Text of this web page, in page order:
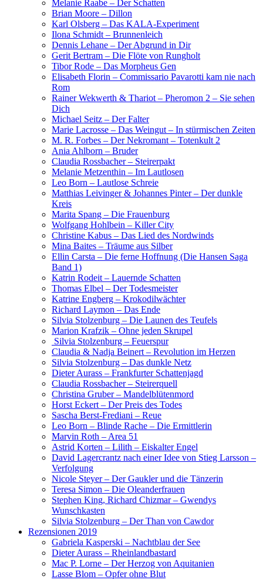
Melanie Raabe – Der Schatten
Brian Moore – Dillon
Karl Olsberg – Das KALA-Experiment
Ilona Schmidt – Brunnenleich
Dennis Lehane – Der Abgrund in Dir
Gerit Bertram – Die Flöte von Rungholt
Tibor Rode – Das Morpheus Gen
Elisabeth Florin – Commissario Pavarotti kam nie nach
Rom
Rainer Wekwerth & Thariot – Pheromon 2 – Sie sehen
Dich
Michael Seitz – Der Falter
Marie Lacrosse – Das Weingut – In stürmischen Zeiten
M. R. Forbes – Der Nekromant – Totenkult 2
Ania Ahlborn – Bruder
Claudia Rossbacher – Steirerpakt
Melanie Metzenthin – Im Lautlosen
Leo Born – Lautlose Schreie
Matthias Leivinger & Johannes Pinter – Der dunkle
Kreis
Marita Spang – Die Frauenburg
Wolfgang Hohlbein – Killer City
Christine Kabus – Das Lied des Nordwinds
Mina Baites – Träume aus Silber
Ellin Carsta – Die ferne Hoffnung (Die Hansen Saga
Band 1)
Katrin Rodeit – Lauernde Schatten
Thomas Elbel – Der Todesmeister
Katrine Engberg – Krokodilwächter
Richard Laymon – Das Ende
Silvia Stolzenburg – Die Launen des Teufels
Marion Krafzik – Ohne jeden Skrupel
Silvia Stolzenburg – Feuerspur
Claudia & Nadja Beinert – Revolution im Herzen
Silvia Stolzenburg – Das dunkle Netz
Dieter Aurass – Frankfurter Schattenjagd
Claudia Rossbacher – Steirerquell
Christina Gruber – Mandelblütenmord
Horst Eckert – Der Preis des Todes
Sascha Berst-Frediani – Reue
Leo Born – Blinde Rache – Die Ermittlerin
Marvin Roth – Area 51
Astrid Korten – Lilith – Eiskalter Engel
David Lagercrantz nach einer Idee von Stieg Larsson –
Verfolgung
Nicole Steyer – Der Gaukler und die Tänzerin
Teresa Simon – Die Oleanderfrauen
Stephen King, Richard Chizmar – Gwendys
Wunschkasten
Silvia Stolzenburg – Der Than von Cawdor
Rezensionen 2019
Gabriela Kasperski – Nachtblau der See
Dieter Aurass – Rheinlandbastard
Mac P. Lorne – Der Herzog von Aquitanien
Lasse Blom – Opfer ohne Blut